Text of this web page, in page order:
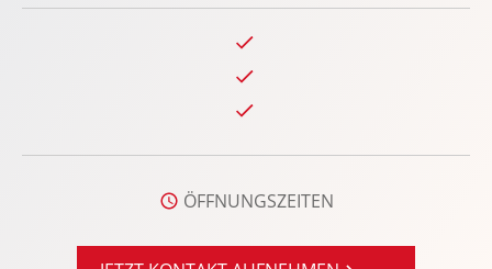
Navigationssystem: Mit Google Maps
Notrufsystem
Privacy-Verglasung
Regensensor
ÖFFNUNGSZEITEN